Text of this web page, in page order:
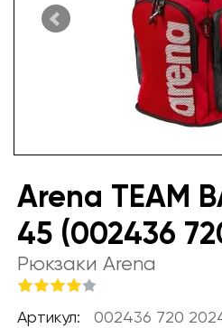
Arena TEAM
45 (002436
Рюкзаки Arena
Артикул: 002436 720